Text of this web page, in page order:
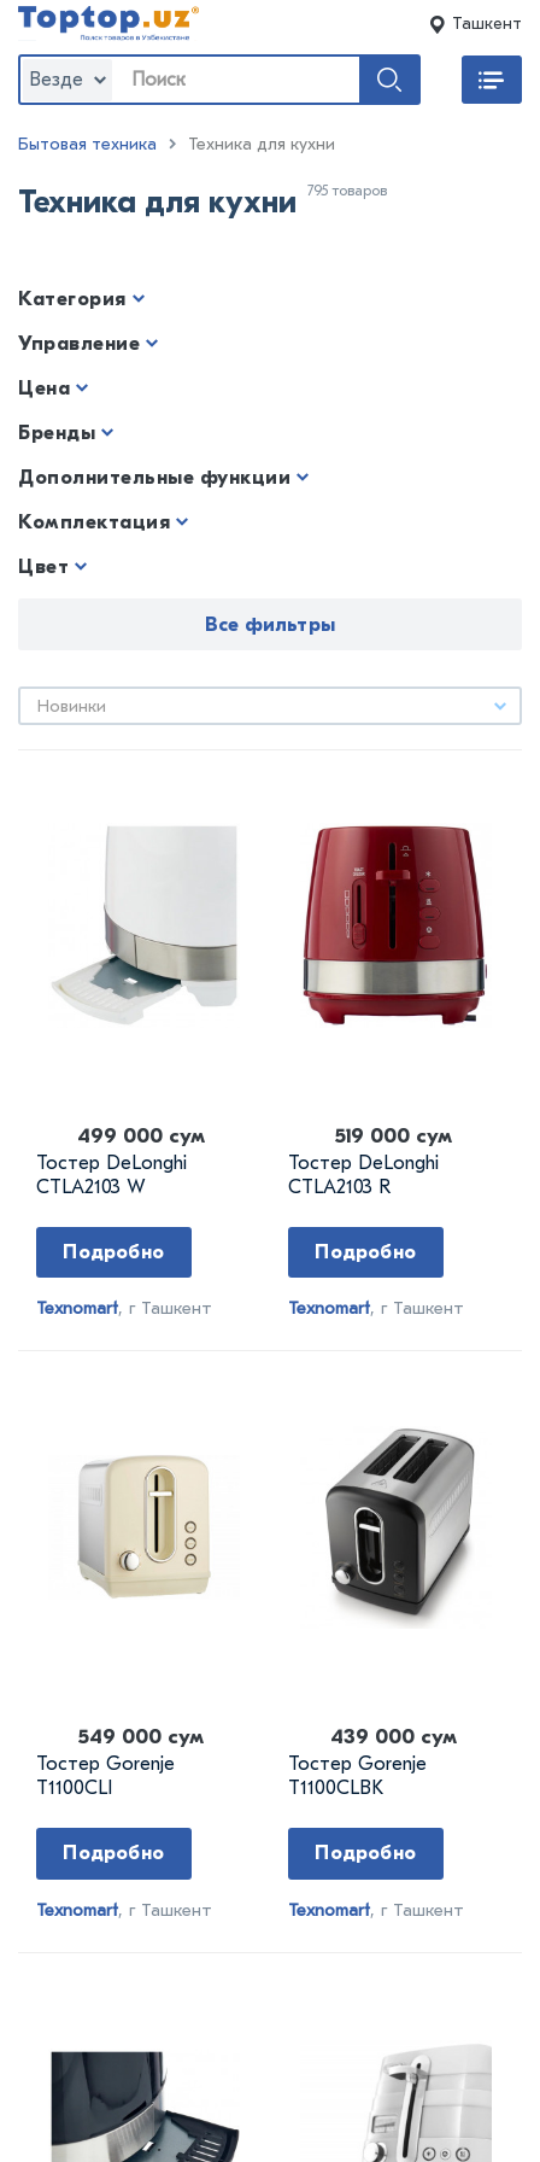
Ташкент
Везде
Бытовая техника Техника для кухни
Техника для кухни 795 товаров
Категория
Управление
Цена
Бренды
Дополнительные функции
Комплектация
Цвет
Все фильтры
Новинки
499 000 сум
Тостер DeLonghi
CTLA2103 W
Подробно
Texnomart, г Ташкент
519 000 сум
Тостер DeLonghi
CTLA2103 R
Подробно
Texnomart, г Ташкент
549 000 сум
Тостер Gorenje
T1100CLI
Подробно
Texnomart, г Ташкент
439 000 сум
Тостер Gorenje
T1100CLBK
Подробно
Texnomart, г Ташкент